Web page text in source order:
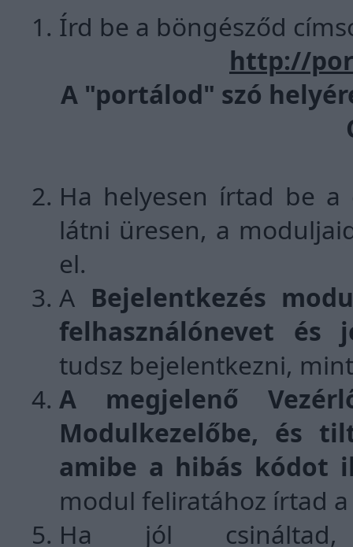
Írd be a böngésződ
http://
A "portálod" szó
Ha helyesen írtad be
látni üresen, a
el.
A Bejelentkezés
felhasználónevet és
tudsz bejelentkezni,
A megjelenő
Modulkezelőbe, és
amibe a hibás kódot
modul feliratához írtad
Ha jól